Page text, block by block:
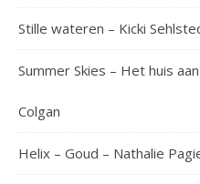
Stille wateren – Kicki
Summer Skies – Het huis
Colgan
Helix – Goud – Nathalie